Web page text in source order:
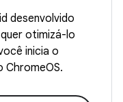
desenvolvido
otimizá-lo
inicia o
ChromeOS.